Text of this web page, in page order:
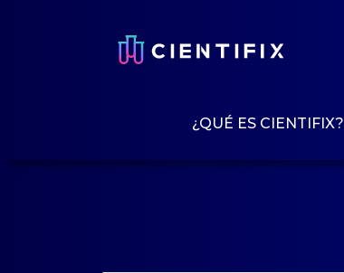
¿QUÉ ES CIENTIFIX?